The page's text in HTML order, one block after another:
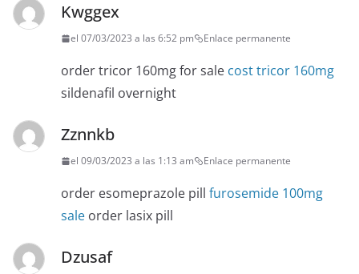
Kwggex
el 07/03/2023 a las 6:52 pm Enlace permanente
order tricor 160mg for sale cost tricor 160mg
sildenafil overnight
Zznnkb
el 09/03/2023 a las 1:13 am Enlace permanente
order esomeprazole pill furosemide 100mg
sale order lasix pill
Dzusaf